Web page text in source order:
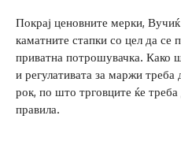
Покрај ценовните мерки,
каматните стапки со цел да се
приватна потрошувачка. Како
и регулативата за маржи
рок, по што трговците ќе треба
правила.